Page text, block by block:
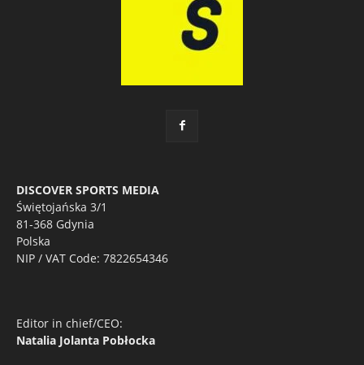
DISCOVER SPORTS MEDIA
Świętojańska 3/1
81-368 Gdynia
Polska
NIP / VAT Code: 7822654346
Editor in chief/CEO:
Natalia Jolanta Pobłocka